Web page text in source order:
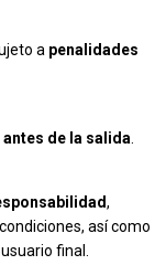
a penalidades
antes de la salida.
,
así como
final.